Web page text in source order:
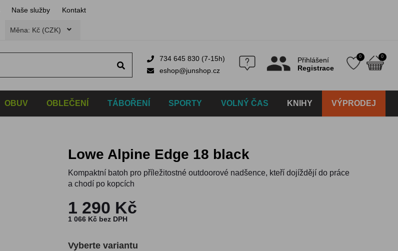
Naše služby Kontakt
Měna: Kč (CZK)
734 645 830 (7-15h)
eshop@junshop.cz
Přihlášení
Registrace
0 0
OBUV OBLEČENÍ TÁBOŘENÍ SPORTY VOLNÝ ČAS KNIHY VÝPRODEJ
Lowe Alpine Edge 18 black
Kompaktní batoh pro příležitostné outdoorové nadšence, kteří dojíždějí do práce
a chodí po kopcích
1 290 Kč
1 066 Kč bez DPH
Vyberte variantu